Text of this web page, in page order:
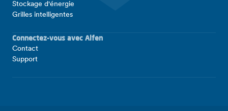
Stockage d'énergie
Grilles intelligentes
Connectez-vous avec Alfen
Contact
Support